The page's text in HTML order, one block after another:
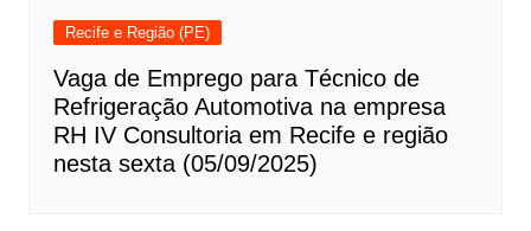
Recife e Região (PE)
Vaga de Emprego para Técnico de
Refrigeração Automotiva na empresa
RH IV Consultoria em Recife e região
nesta sexta (05/09/2025)